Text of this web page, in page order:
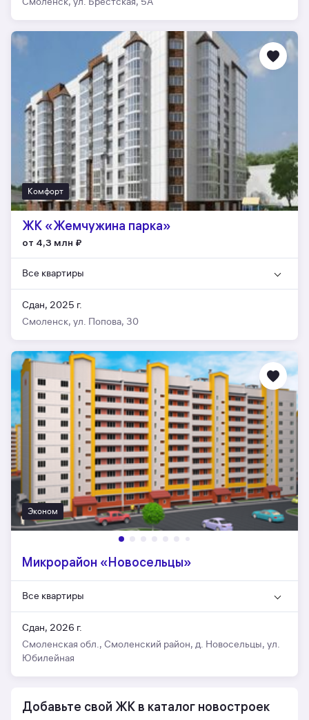
Комфорт
ЖК «Жемчужина парка»
от 4,3 млн ₽
Все квартиры
Сдан, 2025 г.
Смоленск, ул. Попова, 30
Эконом
Микрорайон «Новосельцы»
Все квартиры
Сдан, 2026 г.
Смоленская обл., Смоленский район, д. Новосельцы, ул.
Юбилейная
Добавьте свой ЖК в каталог новостроек